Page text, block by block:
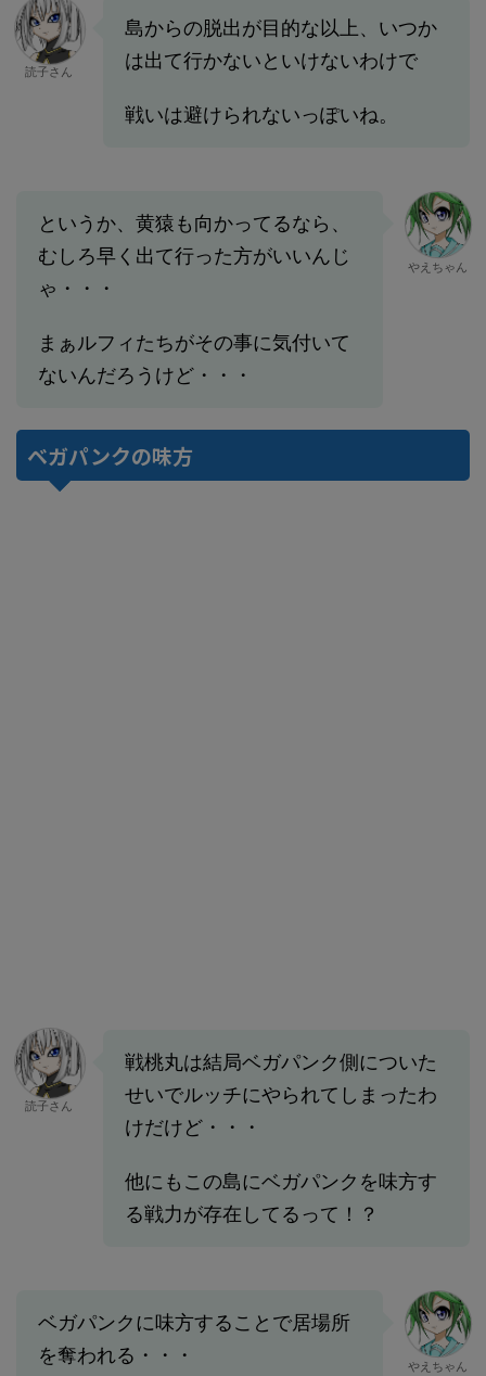
読子さん
島からの脱出が目的な以上、いつか
は出て行かないといけないわけで
戦いは避けられないっぽいね。
というか、黄猿も向かってるなら、
むしろ早く出て行った方がいいんじ
ゃ・・・
まぁルフィたちがその事に気付いて
ないんだろうけど・・・
やえちゃん
ベガパンクの味方
読子さん
戦桃丸は結局ベガパンク側についた
せいでルッチにやられてしまったわ
けだけど・・・
他にもこの島にベガパンクを味方す
る戦力が存在してるって！？
ベガパンクに味方することで居場所
を奪われる・・・
やえちゃん